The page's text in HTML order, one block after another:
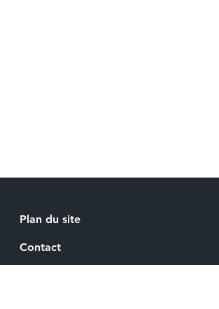
Plan du site
Contact